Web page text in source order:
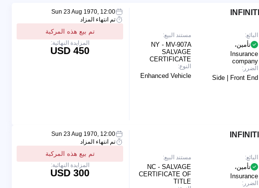
البائع:
تأمين،
Insurance
company
الضرر:
Side | Front End
مستند البيع:
NY - MV-907A
SALVAGE
CERTIFICATE
النوع:
Enhanced Vehicle
Sun 23 Aug 1970, 12:00
تم انتهاء المزاد
تم بيع هذه المركبة
المزايدة النهائية:
450 USD
البائع:
تأمين،
Insurance
الضرر:
مستند البيع:
NC - SALVAGE
CERTIFICATE OF
TITLE
Sun 23 Aug 1970, 12:00
تم انتهاء المزاد
تم بيع هذه المركبة
المزايدة النهائية:
300 USD